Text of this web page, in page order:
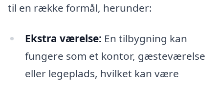
til en række formål, herunder:
Ekstra værelse: En tilbygning kan
fungere som et kontor, gæsteværelse
eller legeplads, hvilket kan være